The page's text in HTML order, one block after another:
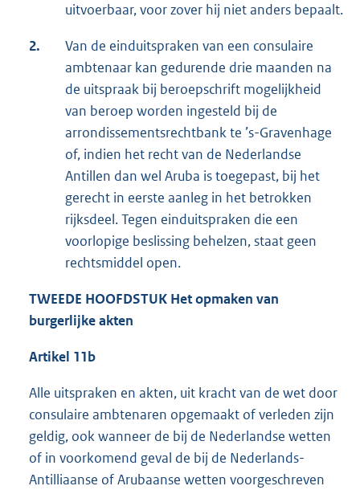
uitvoerbaar, voor zover hij niet anders bepaalt.
2.
Van de einduitspraken van een consulaire
ambtenaar kan gedurende drie maanden na
de uitspraak bij beroepschrift mogelijkheid
van beroep worden ingesteld bij de
arrondissementsrechtbank te ’s-Gravenhage
of, indien het recht van de Nederlandse
Antillen dan wel Aruba is toegepast, bij het
gerecht in eerste aanleg in het betrokken
rijksdeel. Tegen einduitspraken die een
voorlopige beslissing behelzen, staat geen
rechtsmiddel open.
TWEEDE HOOFDSTUK Het opmaken van
burgerlijke akten
Artikel 11b
Alle uitspraken en akten, uit kracht van de wet door
consulaire ambtenaren opgemaakt of verleden zijn
geldig, ook wanneer de bij de Nederlandse wetten
of in voorkomend geval de bij de Nederlands-
Antilliaanse of Arubaanse wetten voorgeschreven